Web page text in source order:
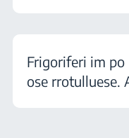
Frigoriferi im po
ose rrotulluese.